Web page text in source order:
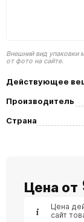
Внешний вид упаковки
от фото на сайте.
Действующее
Производитель
Страна
Цена от
Цена
сайт